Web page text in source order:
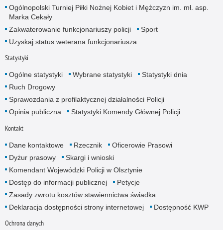
Ogólnopolski Turniej Piłki Nożnej Kobiet i Mężczyzn im. mł. asp.
Marka Cekały
Zakwaterowanie funkcjonariuszy policji
Sport
Uzyskaj status weterana funkcjonariusza
Statystyki
Ogólne statystyki Wybrane statystyki
Statystyki dnia
Ruch Drogowy
Sprawozdania z profilaktycznej działalności Policji
Opinia publiczna
Statystyki Komendy Głównej Policji
Kontakt
Dane kontaktowe Rzecznik
Oficerowie Prasowi
Dyżur prasowy
Skargi i wnioski
Komendant Wojewódzki Policji w Olsztynie
Dostęp do informacji publicznej
Petycje
Zasady zwrotu kosztów stawiennictwa świadka
Deklaracja dostępności strony internetowej
Dostępność KWP
Ochrona danych